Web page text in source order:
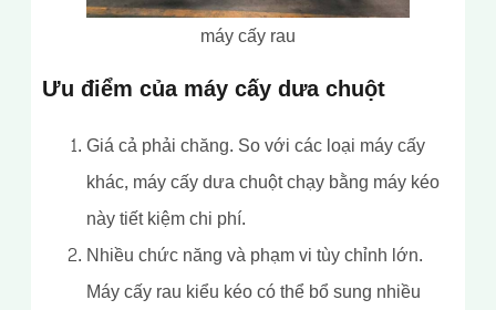
máy cấy rau
Ưu điểm của máy cấy dưa chuột
Giá cả phải chăng. So với các loại máy cấy
khác, máy cấy dưa chuột chạy bằng máy kéo
này tiết kiệm chi phí.
Nhiều chức năng và phạm vi tùy chỉnh lớn.
Máy cấy rau kiểu kéo có thể bổ sung nhiều